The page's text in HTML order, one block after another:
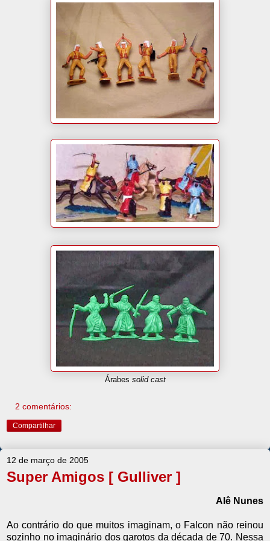
Árabes solid cast
2 comentários:
Compartilhar
12 de março de 2005
Super Amigos [ Gulliver ]
Alê Nunes
Ao contrário do que muitos imaginam, o Falcon não reinou
sozinho no imaginário dos garotos da década de 70. Nessa